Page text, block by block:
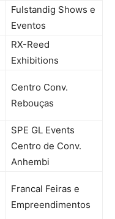
Fulstandig Shows e
Eventos
RX-Reed
Exhibitions
Centro Conv.
Rebouças
SPE GL Events
Centro de Conv.
Anhembi
Francal Feiras e
Empreendimentos